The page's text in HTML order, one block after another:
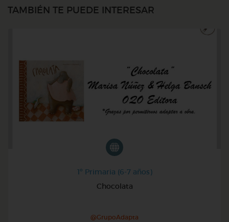
TAMBIÉN TE PUEDE INTERESAR
1º Primaria (6-7 años)
Chocolata
@GrupoAdapta